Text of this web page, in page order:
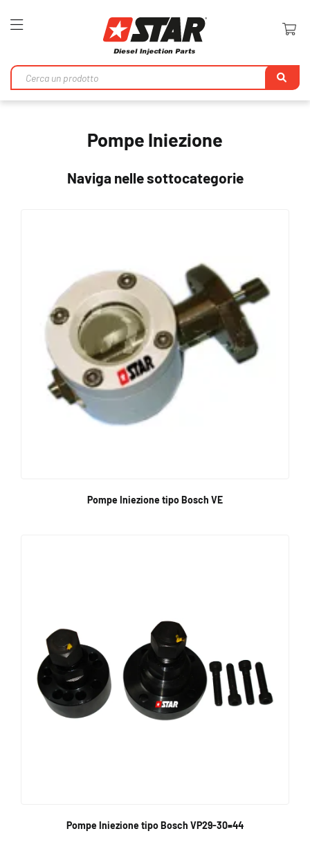
Toggle
Pompe Iniezione
Naviga nelle sottocategorie
Pompe Iniezione tipo Bosch VE
Pompe Iniezione tipo Bosch VP29-30=44